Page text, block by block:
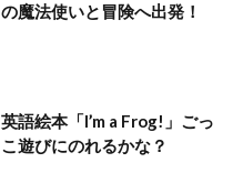
の魔法使いと冒険へ出発！
英語絵本「I’m a Frog!」ごっ
こ遊びにのれるかな？